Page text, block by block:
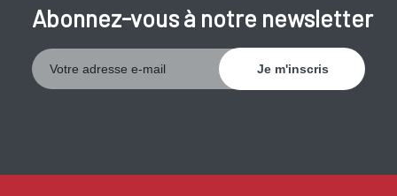
Abonnez-vous à notre newsletter